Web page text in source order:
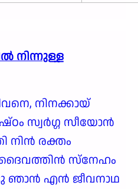
നിന്നുള്ള
നിനക്കായ്
സ്വർഗ്ഗ സീയോൻ
നിൻ രക്തം
സ്നേഹം
ഞാൻ എൻ ജീവനാഥ